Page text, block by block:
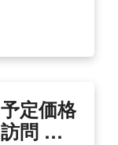
定価格
問 …